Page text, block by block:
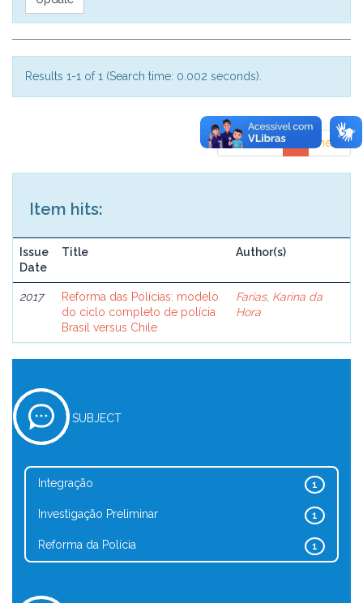
Results 1-1 of 1 (Search time: 0.002 seconds).
previous next
Item hits:
Issue
Date
Title Author(s)
2017
Reforma das Polícias: modelo
do ciclo completo de polícia
Brasil versus Chile
Farias, Karina da
Hora
SUBJECT
1
Integração
1
Investigação Preliminar
1
Reforma da Polícia